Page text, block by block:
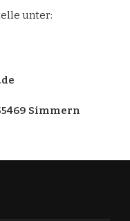
unter:
Simmern